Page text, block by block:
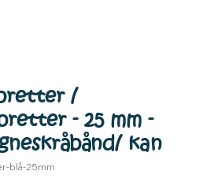
/
- 25 mm -
kan
blå-25mm